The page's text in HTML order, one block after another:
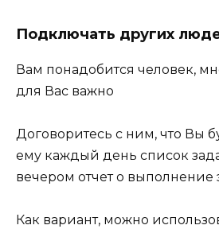
Подключать других
Вам понадобится человек,
для Вас важно
Договоритесь с ним, что Вы
ему каждый день список
вечером отчет о выполнение
Как вариант, можно